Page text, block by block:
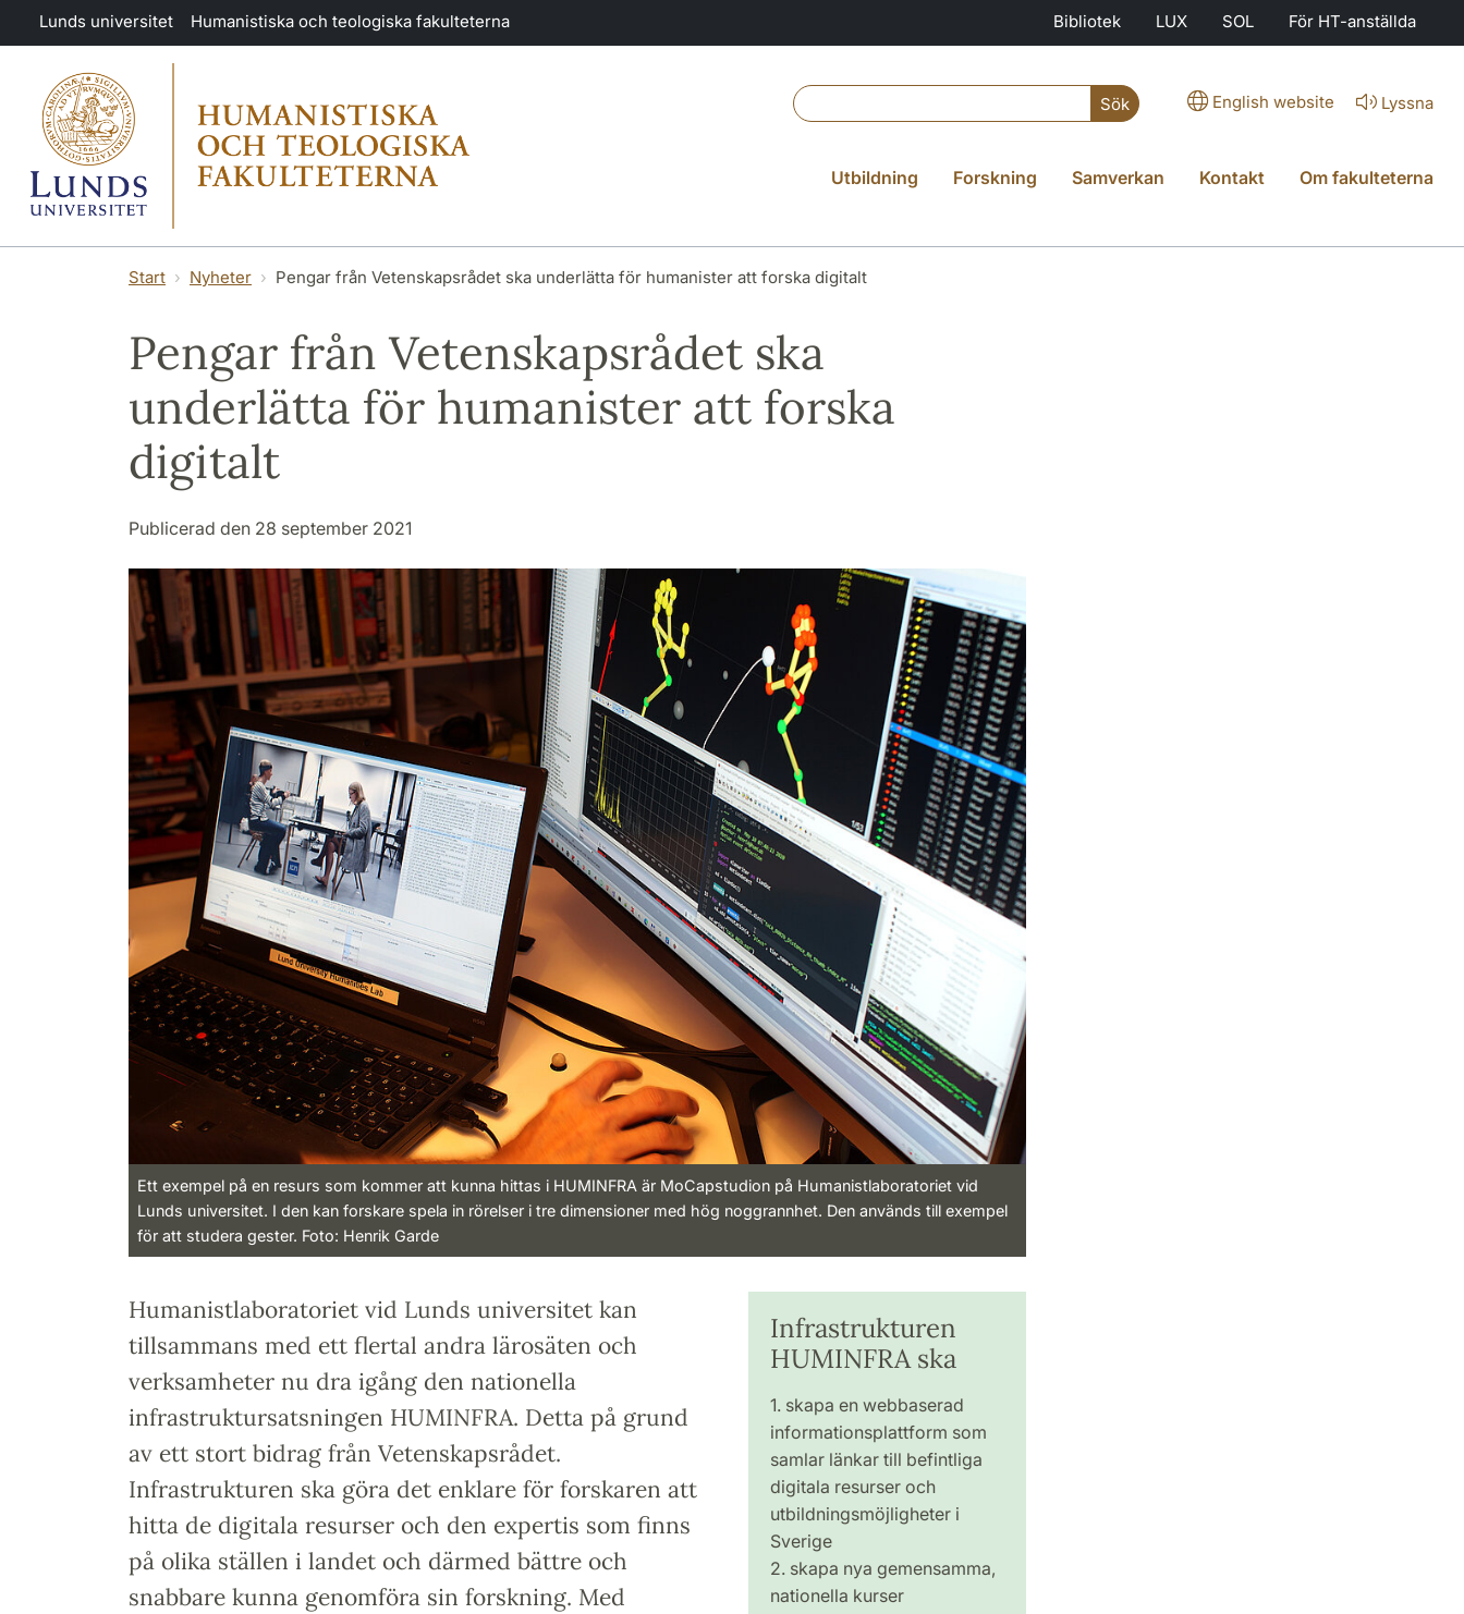
Hoppa till huvudinnehåll
Lunds universitet Humanistiska och teologiska fakulteterna Bibliotek LUX SOL För HT-anställda
Sök English website Lyssna
Utbildning Forskning Samverkan Kontakt Om fakulteterna
Start Nyheter Pengar från Vetenskapsrådet ska underlätta för humanister att forska digitalt
Pengar från Vetenskapsrådet ska
underlätta för humanister att forska
digitalt
Publicerad den 28 september 2021
Ett exempel på en resurs som kommer att kunna hittas i HUMINFRA är MoCapstudion på Humanistlaboratoriet vid
Lunds universitet. I den kan forskare spela in rörelser i tre dimensioner med hög noggrannhet. Den används till exempel
för att studera gester. Foto: Henrik Garde
Humanistlaboratoriet vid Lunds universitet kan
tillsammans med ett flertal andra lärosäten och
verksamheter nu dra igång den nationella
infrastruktursatsningen HUMINFRA. Detta på grund
av ett stort bidrag från Vetenskapsrådet.
Infrastrukturen ska göra det enklare för forskaren att
hitta de digitala resurser och den expertis som finns
på olika ställen i landet och därmed bättre och
snabbare kunna genomföra sin forskning. Med
Infrastrukturen
HUMINFRA ska
1. skapa en webbaserad
informationsplattform som
samlar länkar till befintliga
digitala resurser och
utbildningsmöjligheter i
Sverige
2. skapa nya gemensamma,
nationella kurser